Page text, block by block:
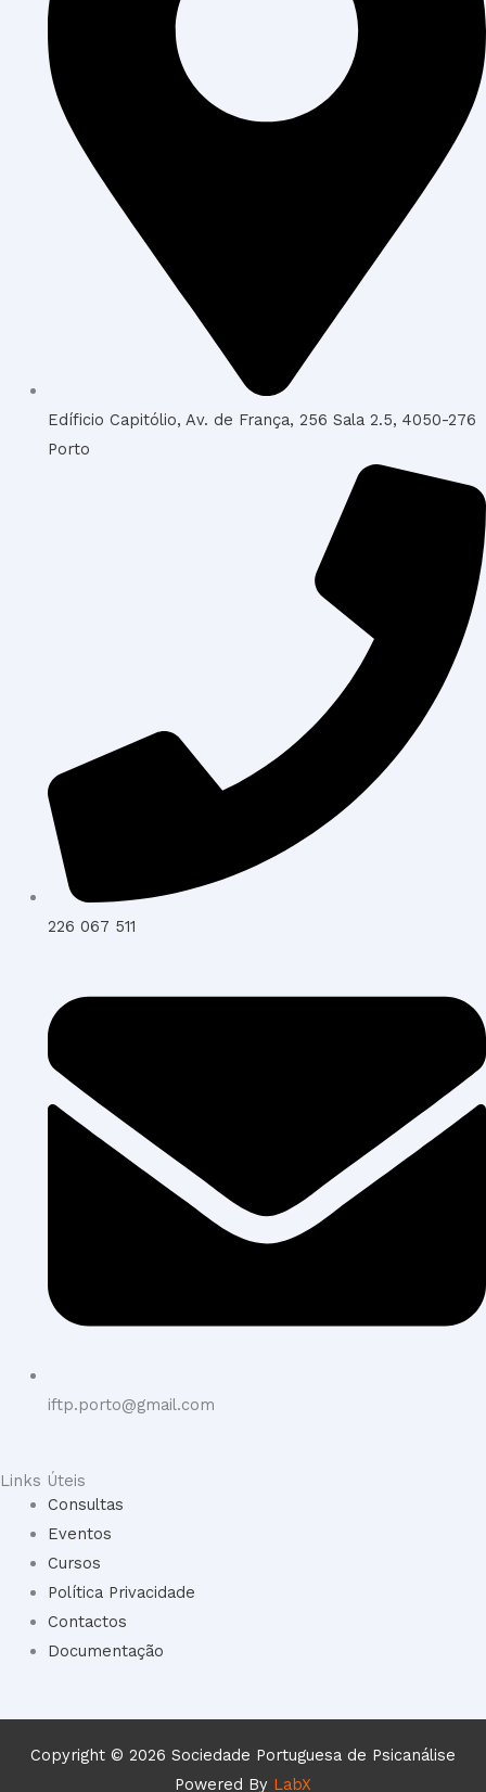
Edíficio Capitólio, Av. de França, 256 Sala 2.5, 4050-276
Porto
226 067 511
iftp.porto@gmail.com
Links Úteis
Consultas
Eventos
Cursos
Política Privacidade
Contactos
Documentação
Copyright © 2026 Sociedade Portuguesa de Psicanálise
Powered By LabX